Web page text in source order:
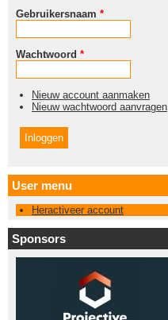
Gebruikersnaam *
Wachtwoord *
Nieuw account aanmaken
Nieuw wachtwoord aanvragen
User menu
Heractiveer account
Sponsors